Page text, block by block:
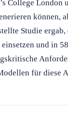
College
können,
Studie
und in
für diese